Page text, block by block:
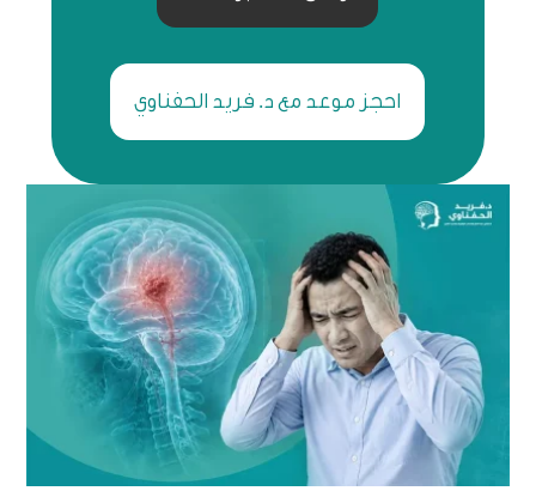
احجز موعد مع د. فريد الحفناوي